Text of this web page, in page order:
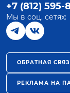
+7 (812) 595-
Мы в соц. сетях:
ОБРАТНАЯ
РЕКЛАМА НА